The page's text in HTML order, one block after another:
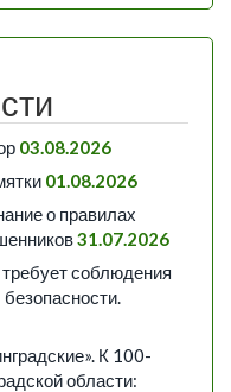
03.08.2026
01.08.2026
о правилах
31.07.2026
требует соблюдения
К 100-
области: